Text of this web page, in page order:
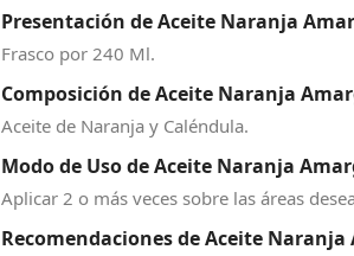
Presentación de Aceite Naranja
Frasco por 240 Ml.
Composición de Aceite Naranja
Aceite de Naranja y Caléndula.
Modo de Uso de Aceite Naranja
Aplicar 2 o más veces sobre las áreas
Recomendaciones de Aceite